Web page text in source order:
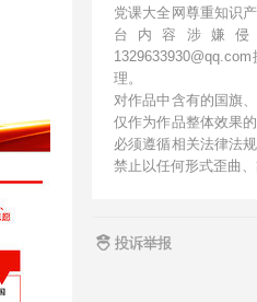
党课大全网尊重知识
台内容涉嫌
理。
对作品中含有的国旗
仅作为作品整体效果
必须遵循相关法律法
禁止以任何形式歪曲、